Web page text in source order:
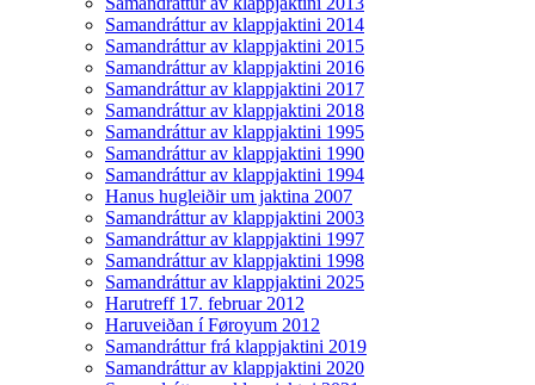
Samandráttur av klappjaktini 2014
Samandráttur av klappjaktini 2015
Samandráttur av klappjaktini 2016
Samandráttur av klappjaktini 2017
Samandráttur av klappjaktini 2018
Samandráttur av klappjaktini 1995
Samandráttur av klappjaktini 1990
Samandráttur av klappjaktini 1994
Hanus hugleiðir um jaktina 2007
Samandráttur av klappjaktini 2003
Samandráttur av klappjaktini 1997
Samandráttur av klappjaktini 1998
Samandráttur av klappjaktini 2025
Harutreff 17. februar 2012
Haruveiðan í Føroyum 2012
Samandráttur frá klappjaktini 2019
Samandráttur av klappjaktini 2020